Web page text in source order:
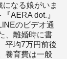
なる娘がいま
AERA dot.』
のビデオ通
、離婚時に書
平均7万円前後
養育費は一般